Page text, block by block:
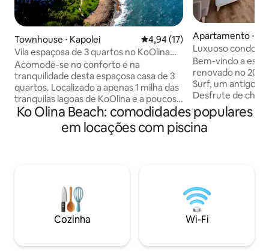
Townhouse ⋅ Kapolei 4,94 de uma avaliação média
4,94 (17)
Vila espaçosa de 3 quartos no KoOlina
Resort~Golfe, praia e jantar
Acomode-se no conforto e na
tranquilidade desta espaçosa casa de 3
quartos. Localizado a apenas 1 milha das
tranquilas lagoas de KoOlina e a poucos
minutos de resorts de nível
internacional. Relaxe na piscina,
recarregue as energias na banheira de
família, desfrutar do golfe nas
proximidades e de caminhadas ao pôr do
sol, ou simplesmente relaxar em um
ambiente tranquilo em estilo resort, esta
que você deseja para uma verdadeira
Apartamento ⋅
Luxuoso
charme retrô e
GRATUITO
Bem-vindo a
renovado no 20º
Surf, um antigo
Desfrute de
moderno,
mar,
GRATUITO,
nas
queen e um
casais ou
do paraíso hoje e
Ko Olina Beach: comodidades populares
em locações com piscina
Cozinha Wi-Fi